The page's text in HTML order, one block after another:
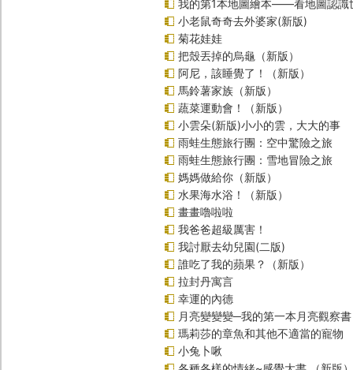
我的第1本地圖繪本――看地圖認識
小老鼠奇奇去外婆家(新版)
菊花娃娃
把殼丟掉的烏龜（新版）
阿尼，該睡覺了！（新版）
馬鈴薯家族（新版）
蔬菜運動會！（新版）
小雲朵(新版)小小的雲，大大的事
雨蛙生態旅行團：空中驚險之旅
雨蛙生態旅行團：雪地冒險之旅
媽媽做給你（新版）
水果海水浴！（新版）
畫畫嚕啦啦
我爸爸超級厲害！
我討厭去幼兒園(二版)
誰吃了我的蘋果？（新版）
拉封丹寓言
幸運的內德
月亮變變變─我的第一本月亮觀察書
瑪莉莎的章魚和其他不適當的寵物
小兔卜啾